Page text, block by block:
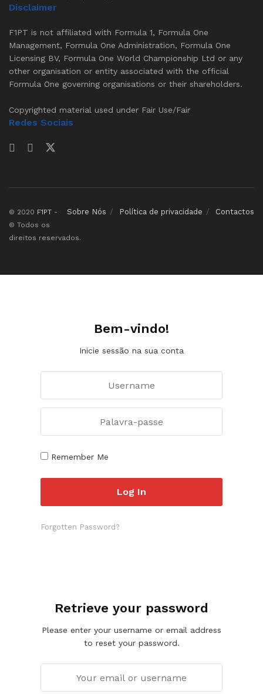
Disclaimer
F1PT is not affiliated with Formula 1, Formula One
Management, Formula One Administration, Formula One
Licensing BV, Formula One World Championship Ltd or any
other organisation or entity associated with the official
Formula One governing organisations or their shareholders.
Copyrighted material used under Fair Use/Fair
Redes Sociais
Sobre Nós Política de privacidade Contactos
© 2020 F1PT -
© Todos os
direitos reservados.
Bem-vindo!
Inicie sessão na sua conta
Remember Me
Forgotten Password?
Retrieve your password
Please enter your username or email address
to reset your password.